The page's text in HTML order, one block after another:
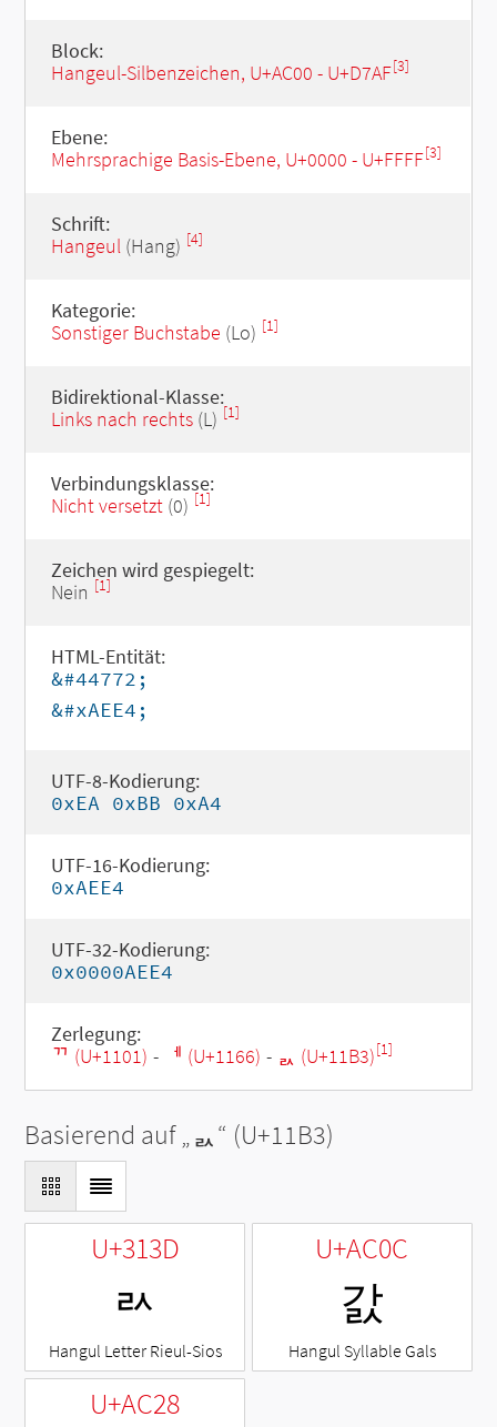
Block:
Hangeul-Silbenzeichen, U+AC00 - U+D7AF[3]
Ebene:
Mehrsprachige Basis-Ebene, U+0000 - U+FFFF[3]
Schrift:
Hangeul(Hang) [4]
Kategorie:
Sonstiger Buchstabe (Lo) [1]
Bidirektional-Klasse:
Links nach rechts(L) [1]
Verbindungsklasse:
Nicht versetzt(0) [1]
Zeichen wird gespiegelt:
Nein [1]
HTML-Entität:
&#44772;
&#xAEE4;
UTF-8-Kodierung:
0xEA 0xBB 0xA4
UTF-16-Kodierung:
0xAEE4
UTF-32-Kodierung:
0x0000AEE4
Zerlegung:
ᄁ (U+1101) - ᅦ (U+1166) - ᆳ (U+11B3)[1]
Basierend auf „ᆳ“ (U+11B3)
U+313D
ㄽ
Hangul Letter Rieul-Sios
U+AC0C
갌
Hangul Syllable Gals
U+AC28